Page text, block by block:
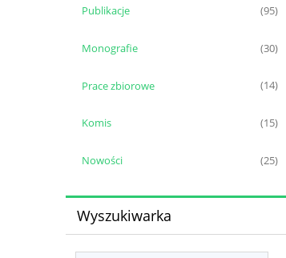
Publikacje (95)
Monografie (30)
Prace zbiorowe (14)
Komis (15)
Nowości (25)
Wyszukiwarka